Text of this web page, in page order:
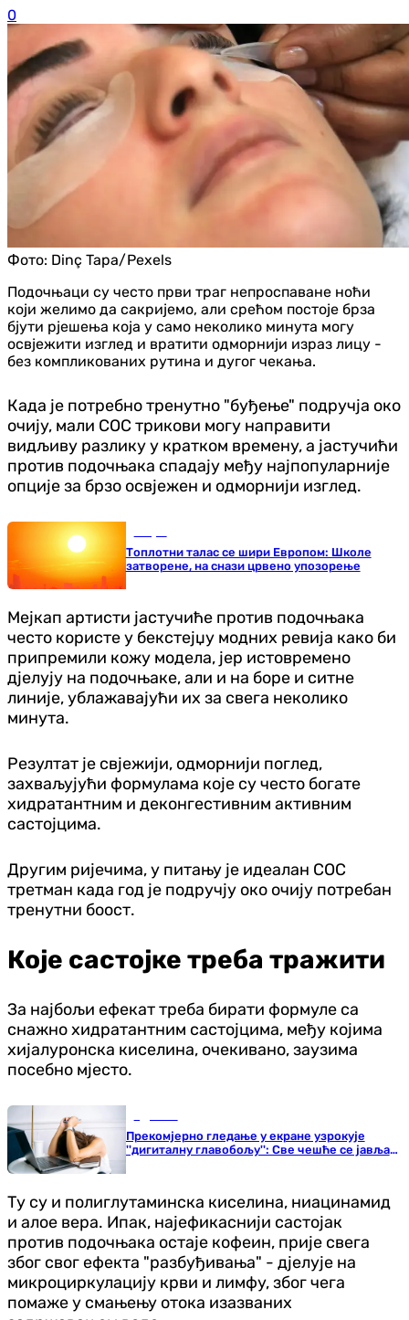
0
Фото: Dinç Tapa/Pexels
Подочњаци су често први траг непроспаване ноћи
који желимо да сакријемо, али срећом постоје брза
бјути рјешења која у само неколико минута могу
освјежити изглед и вратити одморнији израз лицу -
без компликованих рутина и дугог чекања.
Када је потребно тренутно "буђење" подручја око
очију, мали СОС трикови могу направити
видљиву разлику у кратком времену, а јастучићи
против подочњака спадају међу најпопуларније
опције за брзо освјежен и одморнији изглед.
Топлотни талас се шири Европом: Школе
затворене, на снази црвено упозорење
Мејкап артисти јастучиће против подочњака
често користе у бекстејџу модних ревија како би
припремили кожу модела, јер истовремено
дјелују на подочњаке, али и на боре и ситне
линије, ублажавајући их за свега неколико
минута.
Резултат је свјежији, одморнији поглед,
захваљујући формулама које су често богате
хидратантним и деконгестивним активним
састојцима.
Другим ријечима, у питању је идеалан СОС
третман када год је подручју око очију потребан
тренутни боост.
Које састојке треба тражити
За најбољи ефекат треба бирати формуле са
снажно хидратантним састојцима, међу којима
хијалуронска киселина, очекивано, заузима
посебно мјесто.
Прекомјерно гледање у екране узрокује
''дигиталну главобољу'': Све чешће се јавља
Ту су и полиглутаминска киселина, ниацинамид
и алое вера. Ипак, најефикаснији састојак
против подочњака остаје кофеин, прије свега
због свог ефекта "разбуђивања" - дјелује на
микроциркулацију крви и лимфу, због чега
помаже у смањењу отока изазваних